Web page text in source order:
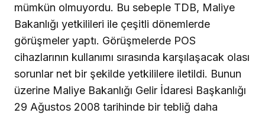
mümkün olmuyordu. Bu sebeple TDB, Maliye
Bakanlığı yetkilileri ile çeşitli dönemlerde
görüşmeler yaptı. Görüşmelerde POS
cihazlarının kullanımı sırasında karşılaşacak olası
sorunlar net bir şekilde yetkililere iletildi. Bunun
üzerine Maliye Bakanlığı Gelir İdaresi Başkanlığı
29 Ağustos 2008 tarihinde bir tebliğ daha